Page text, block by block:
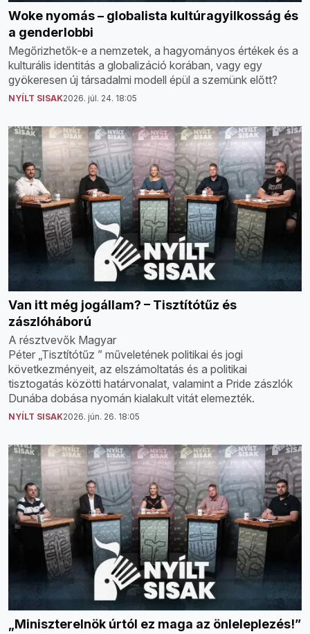
Woke nyomás – globalista kultúragyilkosság és
a genderlobbi
Megőrizhetők-e a nemzetek, a hagyományos értékek és a
kulturális identitás a globalizáció korában, vagy egy
gyökeresen új társadalmi modell épül a szemünk előtt?
NYÍLT SISAK2026. júl. 24. 18:05
Van itt még jogállam? – Tisztítótűz és
zászlóháború
A résztvevők Magyar
Péter „Tisztítótűz ” műveletének politikai és jogi
következményeit, az elszámoltatás és a politikai
tisztogatás közötti határvonalat, valamint a Pride zászlók
Dunába dobása nyomán kialakult vitát elemezték.
NYÍLT SISAK2026. jún. 26. 18:05
„Miniszterelnök úrtól ez maga az önleleplezés!”